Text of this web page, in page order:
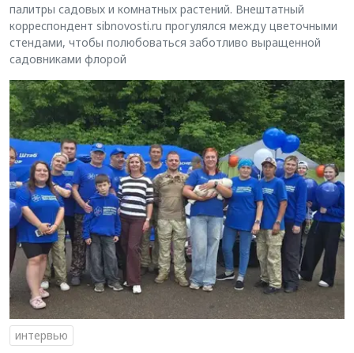
палитры садовых и комнатных растений. Внештатный
корреспондент sibnovosti.ru прогулялся между цветочными
стендами, чтобы полюбоваться заботливо выращенной
садовниками флорой
интервью